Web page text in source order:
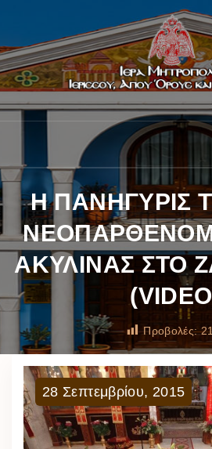
Η ΠΑΝΗΓΥΡΙΣ
ΑΚΥΛΙΝΑΣ ΣΤΟ
Προβολές:
28 Σεπτεμβρίου, 2015